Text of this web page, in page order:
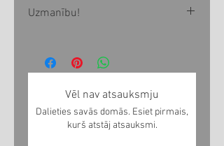
Uzmanību!
Jūsu pasūtījuma 1-3 nedēļu
saņemt noteiktā laikā, pirms
pasūtījuma veikšanas lūdzu
Vēl nav atsauksmju
Dalieties savās domās. Esiet pirmais,
kurš atstāj atsauksmi.